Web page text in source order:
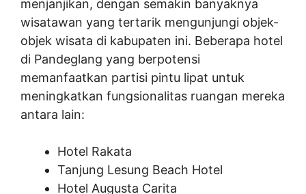
menjanjikan, dengan semakin banyaknya
wisatawan yang tertarik mengunjungi objek-
objek wisata di kabupaten ini. Beberapa hotel
di Pandeglang yang berpotensi
memanfaatkan partisi pintu lipat untuk
meningkatkan fungsionalitas ruangan mereka
antara lain:
Hotel Rakata
Tanjung Lesung Beach Hotel
Hotel Augusta Carita